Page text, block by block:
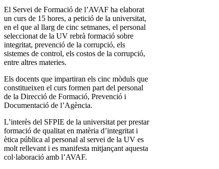
El Servei de Formació de l’AVAF ha elaborat
un curs de 15 hores, a petició de la universitat,
en el que al llarg de cinc setmanes, el personal
seleccionat de la UV rebrà formació sobre
integritat, prevenció de la corrupció, els
sistemes de control, els costos de la corrupció,
entre altres materies.
Els docents que impartiran els cinc mòduls que
constitueixen el curs formen part del personal
de la Direcció de Formació, Prevenció i
Documentació de l’Agència.
L’interès del SFPIE de la universitat per prestar
formació de qualitat en matèria d’integritat i
ètica pública al personal al servei de la UV es
molt rellevant i es manifesta mitjançant aquesta
col·laboració amb l’AVAF.